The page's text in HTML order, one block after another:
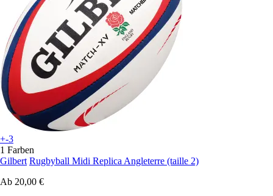
+-3
1 Farben
Gilbert Rugbyball Midi Replica Angleterre (taille 2)
Ab 20,00 €